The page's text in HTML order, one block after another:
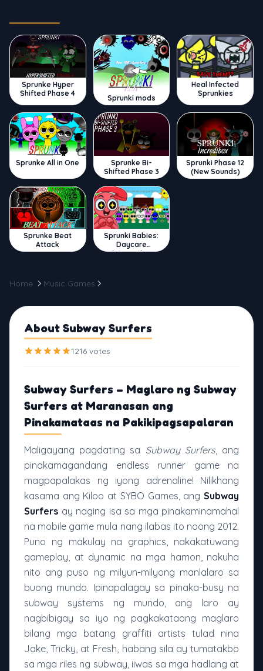
Sprunke Hyper
Shifted Phase 4
Sprunki mods
Heal Infected
Sprunkies
Sprunke All in One
Sprunke Bi-
Shifted Phase 3
Sprunki Phase 12
(New Sounds)
Sprunke Beat
Attack
Sprunki Babies:
Daycare
Interactive
Home Music Games
About Subway Surfers
1216 votes
Subway Surfers – Maglaro ng Subway
Surfers at Maranasan ang
Pinakamataas na Pakikipagsapalaran
Maligayang pagdating sa Subway Surfers, ang
pinakamagandang endless runner game na
magpapalakas ng iyong adrenaline! Nilikhang
kasama ang Kiloo at SYBO Games, ang Subway
Surfers ay naging isa sa mga pinakaminamahal
na mobile game mula nang ilabas ito noong 2012.
Puno ng makulay na graphics, nakakatuwang
gameplay, at dynamic na mga hamon, nakuha
nito ang puso ng milyun-milyong manlalaro sa
buong mundo. Ipinapalagay sa pinaka-busy na
subway systems ng mundo, ang laro ay
nagbibigay sa iyo ng pagkakataong maglaro
bilang mga batang graffiti artists tulad nina
Jake, Tricky, at Fresh, habang sila ay tumatakbo
sa mga riles ng subway, iiwas sa mga hadlang at